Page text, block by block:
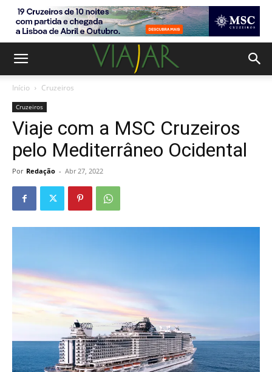
Início Cruzeiros
Cruzeiros
Viaje com a MSC Cruzeiros
pelo Mediterrâneo Ocidental
Por Redação - Abr 27, 2022